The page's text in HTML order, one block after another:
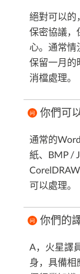
絕對可以的
保密協議，
心。通常情
保留一月的
消檔處理。
你們可
通常的
紙、BMP /
可以處理。
你們的
A，火星譯
身，具備相